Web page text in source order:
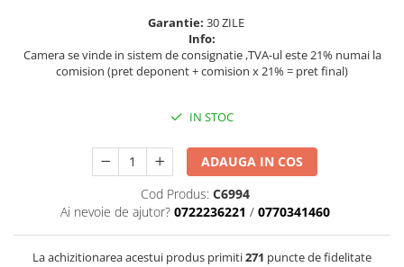
Garantie: 30 ZILE
Info:
Camera se vinde in sistem de consignatie ,TVA-ul este 21% numai la
comision (pret deponent + comision x 21% = pret final)
IN STOC
ADAUGA IN COS
Cod Produs: C6994
Ai nevoie de ajutor? 0722236221 / 0770341460
La achizitionarea acestui produs primiti271 puncte de fidelitate